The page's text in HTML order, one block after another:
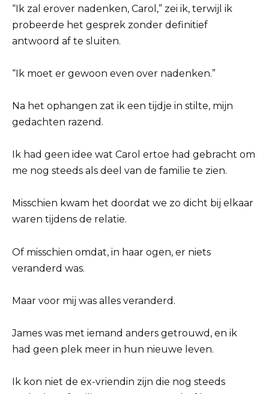
“Ik zal erover nadenken, Carol,” zei ik, terwijl ik
probeerde het gesprek zonder definitief
antwoord af te sluiten.
“Ik moet er gewoon even over nadenken.”
Na het ophangen zat ik een tijdje in stilte, mijn
gedachten razend.
Ik had geen idee wat Carol ertoe had gebracht om
me nog steeds als deel van de familie te zien.
Misschien kwam het doordat we zo dicht bij elkaar
waren tijdens de relatie.
Of misschien omdat, in haar ogen, er niets
veranderd was.
Maar voor mij was alles veranderd.
James was met iemand anders getrouwd, en ik
had geen plek meer in hun nieuwe leven.
Ik kon niet de ex-vriendin zijn die nog steeds